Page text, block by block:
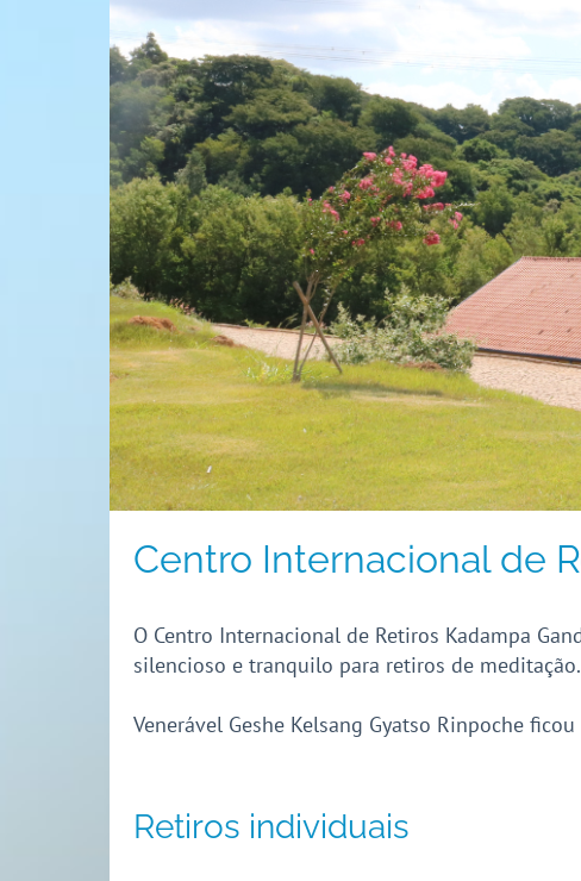
Centro Internacional de
O Centro Internacional de Retiros Kadampa
silencioso e tranquilo para retiros de meditação.
Venerável Geshe Kelsang Gyatso Rinpoche
Retiros individuais